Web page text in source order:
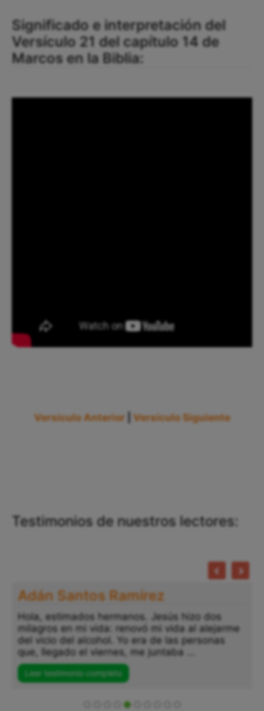
Significado e interpretación del
Versículo 21 del capítulo 14 de
Marcos en la Biblia:
Versículo Anterior Versículo Siguiente
Testimonios de nuestros lectores:
Adán Santos Ramírez
Hola, estimados hermanos. Jesús hizo dos
milagros en mi vida: renovó mi vida al alejarme
del vicio del alcohol. Yo era de las personas
que, llegado el viernes, me juntaba ...
Leer testimonio completo